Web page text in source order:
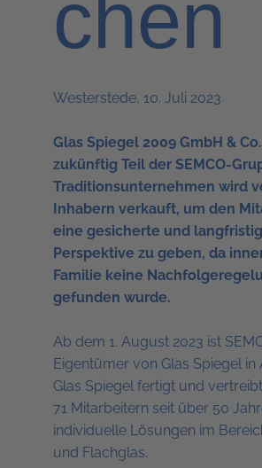
chen
Westerstede, 10. Juli 2023
Glas Spiegel 2009 GmbH &
zukünftig Teil der SEMCO-
Traditionsunternehmen wird
Inhabern verkauft, um den
eine gesicherte und
Perspektive zu geben, da
Familie keine
gefunden wurde.
Ab dem 1. August 2023 ist
Eigentümer von Glas Spiegel in
Glas Spiegel fertigt und
71 Mitarbeitern seit über 50
individuelle Lösungen im
und Flachglas.